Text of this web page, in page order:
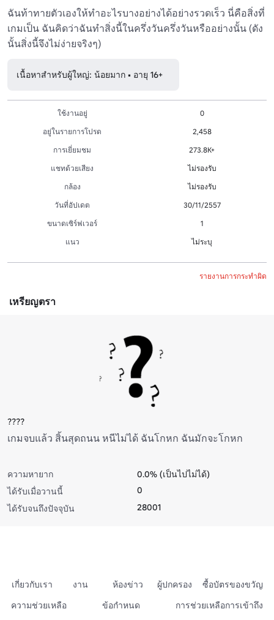
ฉันท้าทายตัวเองให้ทําอะไรบางอย่างได้อย่างรวดเร็ว นี่คือสิ่งที่
เกมเป็น ฉันคิดว่าฉันทําสิ่งนี้ในครึ่งวันครึ่งวันหรืออย่างนั้น (ดัง
นั้นสิ่งนี้จึงไม่ง่ายจริงๆ)
เนื้อหาสำหรับผู้ใหญ่: น้อยมาก • อายุ 16+
ใช้งานอยู่
0
อยู่ในรายการโปรด
2,458
การเยี่ยมชม
273.8K+
แชทด้วยเสียง
ไม่รองรับ
กล้อง
ไม่รองรับ
วันที่อัปเดต
30/11/2557
ขนาดเซิร์ฟเวอร์
1
แนว
ไม่ระบุ
รายงานการกระทำผิด
เหรียญตรา
????
เกมจบแล้ว สิ้นสุดถนน หนีไม่ได้ ฉันโกหก ฉันมักจะโกหก
ความหายาก
0.0% (เป็นไปไม่ได้)
ได้รับเมื่อวานนี้
0
ได้รับจนถึงปัจจุบัน
28001
เกี่ยวกับเรา งาน ห้องข่าว ผู้ปกครอง
ซื้อบัตรของขวัญ
ความช่วยเหลือ
ข้อกำหนด การช่วยเหลือการเข้าถึง